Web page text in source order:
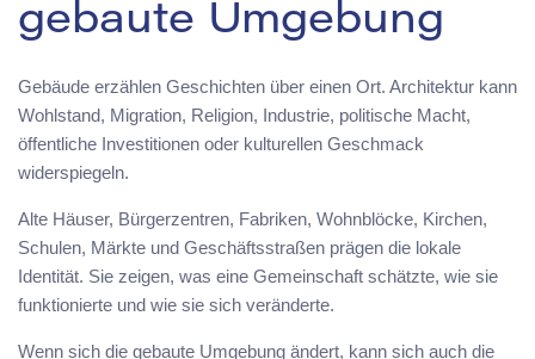
gebaute Umgebung
Gebäude erzählen Geschichten über einen Ort. Architektur kann
Wohlstand, Migration, Religion, Industrie, politische Macht,
öffentliche Investitionen oder kulturellen Geschmack
widerspiegeln.
Alte Häuser, Bürgerzentren, Fabriken, Wohnblöcke, Kirchen,
Schulen, Märkte und Geschäftsstraßen prägen die lokale
Identität. Sie zeigen, was eine Gemeinschaft schätzte, wie sie
funktionierte und wie sie sich veränderte.
Wenn sich die gebaute Umgebung ändert, kann sich auch die